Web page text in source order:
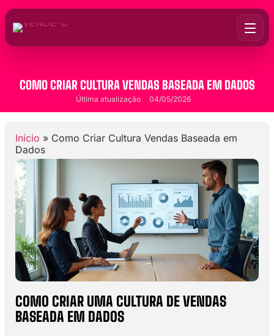
COMO CRIAR CULTURA VENDAS BASEADA EM DADOS
Última atualização 04/05/2026
Início » Como Criar Cultura Vendas Baseada em
Dados
COMO CRIAR UMA CULTURA DE VENDAS
BASEADA EM DADOS